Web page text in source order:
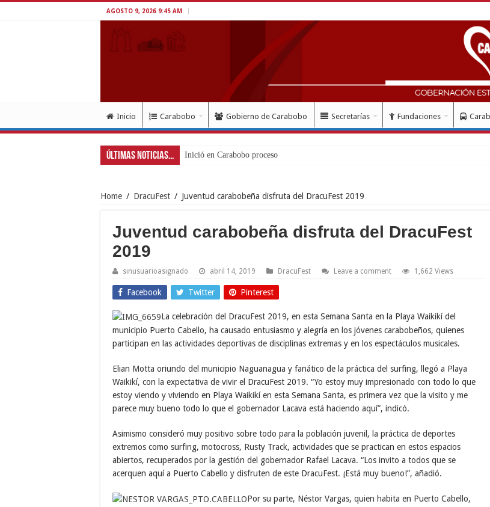
AGOSTO 9, 2026 9:45 AM
Inicio Carabobo Gobierno de Carabobo Secretarías Fundaciones
Últimas Noticias... Inició en Carabobo proceso de registro de vivienda para los af
Home / DracuFest / Juventud carabobeña disfruta del DracuFest 2019
Juventud carabobeña disfruta del DracuFest
2019
sinusuarioasignado abril 14, 2019 DracuFest Leave a comment 1,662 Views
Facebook Twitter Pinterest
La celebración del DracuFest 2019, en esta Semana Santa en la Playa Waikikí del
municipio Puerto Cabello, ha causado entusiasmo y alegría en los jóvenes carabobeños, quienes
participan en las actividades deportivas de disciplinas extremas y en los espectáculos musicales.
Elian Motta oriundo del municipio Naguanagua y fanático de la práctica del surfing, llegó a Playa
Waikikí, con la expectativa de vivir el DracuFest 2019. “Yo estoy muy impresionado con todo lo que
estoy viendo y viviendo en Playa Waikikí en esta Semana Santa, es primera vez que la visito y me
parece muy bueno todo lo que el gobernador Lacava está haciendo aquí”, indicó.
Asimismo consideró muy positivo sobre todo para la población juvenil, la práctica de deportes
extremos como surfing, motocross, Rusty Track, actividades que se practican en estos espacios
abiertos, recuperados por la gestión del gobernador Rafael Lacava. “Los invito a todos que se
acerquen aquí a Puerto Cabello y disfruten de este DracuFest. ¡Está muy bueno!”, añadió.
Por su parte, Néstor Vargas, quien habita en Puerto Cabello,